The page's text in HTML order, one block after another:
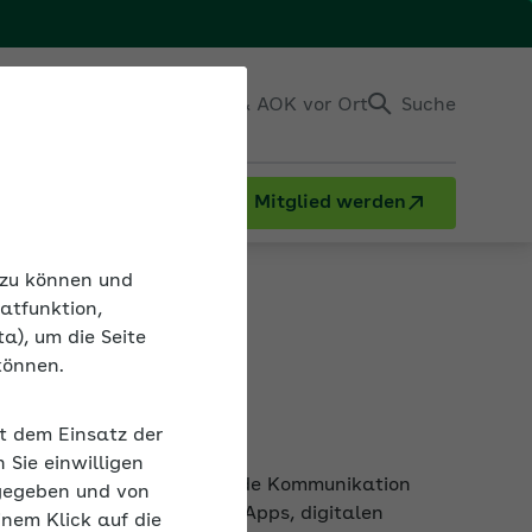
können und
um die Seite
dem Einsatz der
Sie einwilligen
und von
Klick auf die
und motivierende Kommunikation
von Berichtsheft-Apps, digitalen